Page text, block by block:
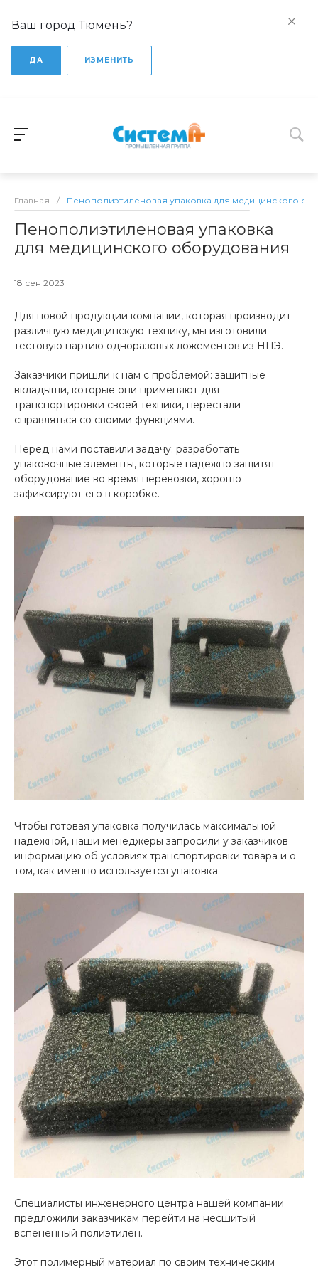
Ваш город Тюмень?
ДА ИЗМЕНИТЬ
Главная / Пенополиэтиленовая упаковка для медицинского
Пенополиэтиленовая упаковка
для медицинского оборудования
18 сен 2023
Для новой продукции компании, которая производит
различную медицинскую технику, мы изготовили
тестовую партию одноразовых ложементов из НПЭ.
Заказчики пришли к нам с проблемой: защитные
вкладыши, которые они применяют для
транспортировки своей техники, перестали
справляться со своими функциями.
Перед нами поставили задачу: разработать
упаковочные элементы, которые надежно защитят
оборудование во время перевозки, хорошо
зафиксируют его в коробке.
Чтобы готовая упаковка получилась максимальной
надежной, наши менеджеры запросили у заказчиков
информацию об условиях транспортировки товара и о
том, как именно используется упаковка.
Специалисты инженерного центра нашей компании
предложили заказчикам перейти на несшитый
вспененный полиэтилен.
Этот полимерный материал по своим техническим